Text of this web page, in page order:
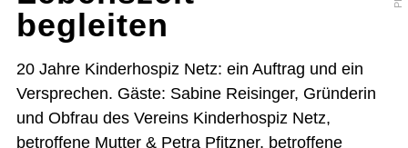
begleiten
20 Jahre Kinderhospiz Netz: ein Auftrag und ein
Versprechen. Gäste: Sabine Reisinger, Gründerin
und Obfrau des Vereins Kinderhospiz Netz,
betroffene Mutter & Petra Pfitzner, betroffene